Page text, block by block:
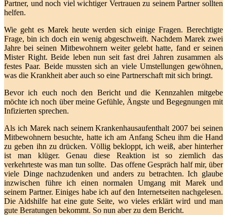
Partner, und noch viel wichtiger Vertrauen zu seinem Partner sollten
helfen.
Wie geht es Marek heute werden sich einige Fragen. Berechtigte
Frage, bin ich doch ein wenig abgeschweift. Nachdem Marek zwei
Jahre bei seinen Mitbewohnern weiter gelebt hatte, fand er seinen
Mister Right. Beide leben nun seit fast drei Jahren zusammen als
festes Paar. Beide mussten sich an viele Umstellungen gewöhnen,
was die Krankheit aber auch so eine Partnerschaft mit sich bringt.
Bevor ich euch noch den Bericht und die Kennzahlen mitgebe
möchte ich noch über meine Gefühle, Ängste und Begegnungen mit
Infizierten sprechen.
Als ich Marek nach seinem Krankenhausaufenthalt 2007 bei seinen
Mitbewohnern besuchte, hatte ich am Anfang Scheu ihm die Hand
zu geben ihn zu drücken. Völlig bekloppt, ich weiß, aber hinterher
ist man klüger. Genau diese Reaktion ist so ziemlich das
verkehrteste was man tun sollte. Das offene Gespräch half mir, über
viele Dinge nachzudenken und anders zu betrachten. Ich glaube
inzwischen führe ich einen normalen Umgang mit Marek und
seinem Partner. Einiges habe ich auf den Internetseiten nachgelesen.
Die Aidshilfe hat eine gute Seite, wo vieles erklärt wird und man
gute Beratungen bekommt. So nun aber zu dem Bericht.